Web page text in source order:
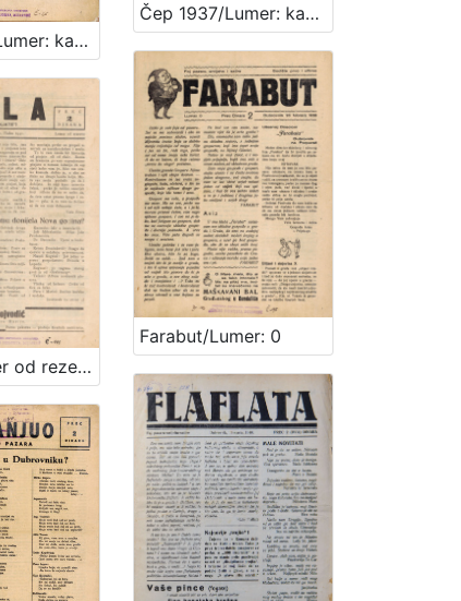
Čep 1928/Lumer: kako komu služi.
Čep 1937/Lumer: kako komu služi
Ešala/Lumer od rezerve
Farabut/Lumer: 0